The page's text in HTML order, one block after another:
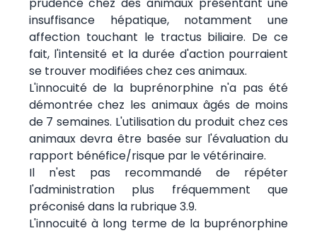
insuffisance hépatique, notamment une
affection touchant le tractus biliaire. De ce
fait, l'intensité et la durée d'action pourraient
se trouver modifiées chez ces animaux.
L'innocuité de la buprénorphine n'a pas été
démontrée chez les animaux âgés de moins
de 7 semaines. L'utilisation du produit chez ces
animaux devra être basée sur l'évaluation du
rapport bénéfice/risque par le vétérinaire.
Il n'est pas recommandé de répéter
l'administration plus fréquemment que
préconisé dans la rubrique 3.9.
L'innocuité à long terme de la buprénorphine